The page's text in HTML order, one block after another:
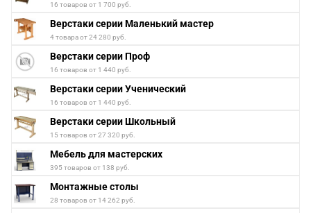
16 товаров от 1 700 руб.
Верстаки серии Маленький мастер
4 товара от 24 280 руб.
Верстаки серии Проф
16 товаров от 1 440 руб.
Верстаки серии Ученический
16 товаров от 1 440 руб.
Верстаки серии Школьный
15 товаров от 27 320 руб.
Мебель для мастерских
395 товаров от 138 руб.
Монтажные столы
28 товаров от 14 262 руб.